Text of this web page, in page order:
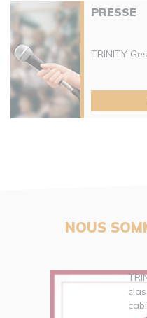
PRESSE
TRINITY
NOUS